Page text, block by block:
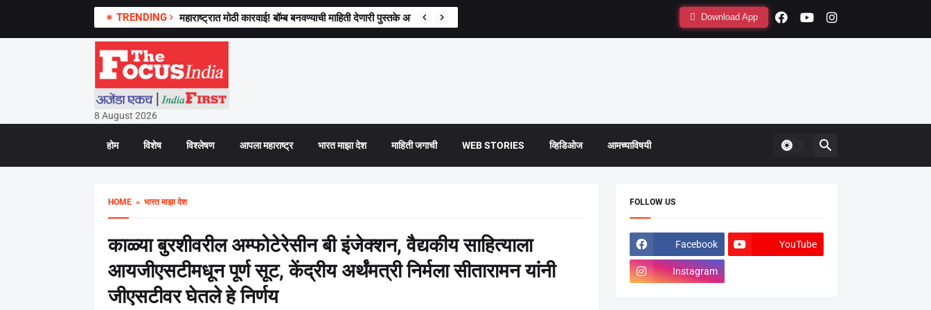
TRENDING प्रशांत किशोरांबाबत तटकरे काय म्हणाले? सुनेत्रा पवारांच्या भेटीनंतर पहिली प्रतिक्रिया Download App
8 August 2026
होम विशेष विश्लेषण आपला महाराष्ट्र भारत माझा देश माहिती जगाची WEB STORIES व्हिडिओज आमच्याविषयी
HOME» भारत माझा देश
काळ्या बुरशीवरील अम्फोटेरेसीन बी इंजेक्शन, वैद्यकीय साहित्याला
आयजीएसटीमधून पूर्ण सूट, केंद्रीय अर्थंमत्री निर्मला सीतारामन यांनी
जीएसटीवर घेतले हे निर्णय
FOLLOW US
Facebook YouTube
Instagram